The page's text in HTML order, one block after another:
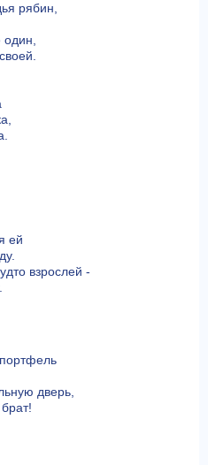
рябин,
ей
взрослей -
дверь,